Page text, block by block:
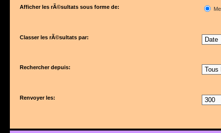
Afficher les rÃ©sultats sous forme de:
Classer les rÃ©sultats par:
Rechercher depuis:
Renvoyer les: